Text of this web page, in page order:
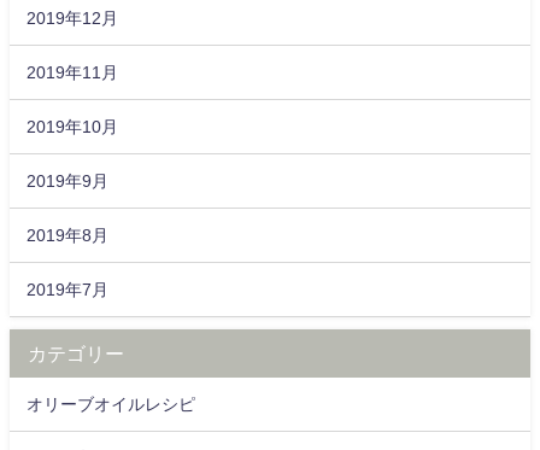
2019年12月
2019年11月
2019年10月
2019年9月
2019年8月
2019年7月
カテゴリー
オリーブオイルレシピ